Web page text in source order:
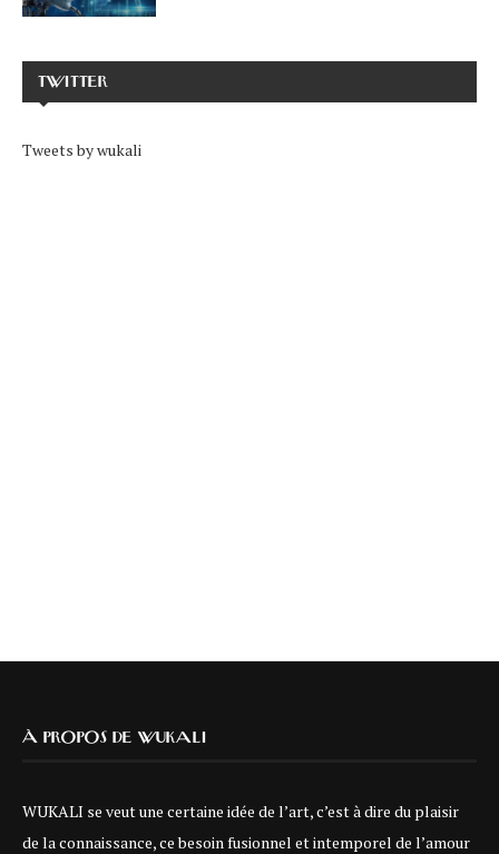
TWITTER
Tweets by wukali
À PROPOS DE WUKALI
WUKALI se veut une certaine idée de l’art, c’est à dire du plaisir
de la connaissance, ce besoin fusionnel et intemporel de l’amour